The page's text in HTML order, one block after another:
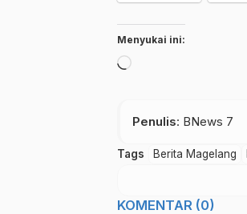
Menyukai ini:
Memuat...
Penulis: BNews 7
Tags Berita Magelang
KOMENTAR (0)